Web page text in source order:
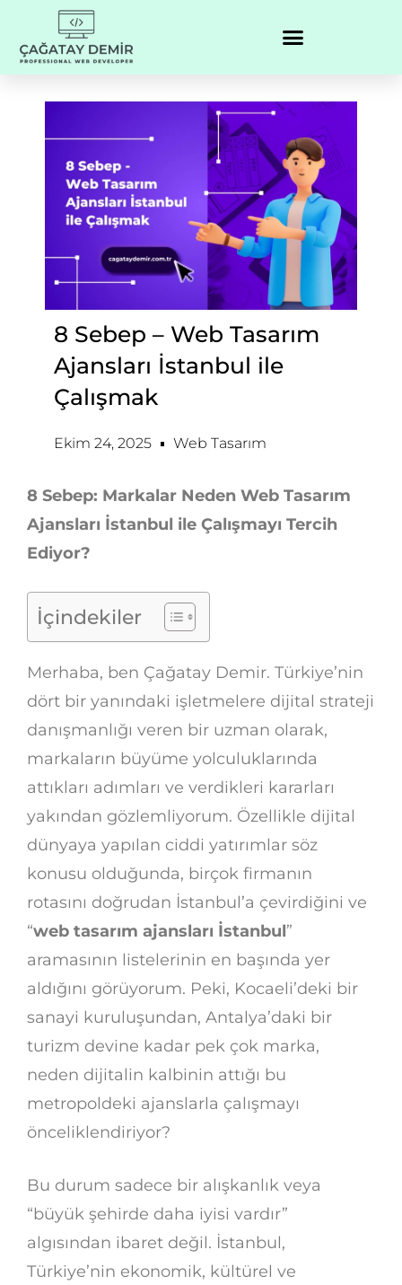
8 Sebep – Web Tasarım
Ajansları İstanbul ile
Çalışmak
Ekim 24, 2025 Web Tasarım
8 Sebep: Markalar Neden Web Tasarım
Ajansları İstanbul ile Çalışmayı Tercih
Ediyor?
İçindekiler
Merhaba, ben Çağatay Demir. Türkiye’nin
dört bir yanındaki işletmelere dijital strateji
danışmanlığı veren bir uzman olarak,
markaların büyüme yolculuklarında
attıkları adımları ve verdikleri kararları
yakından gözlemliyorum. Özellikle dijital
dünyaya yapılan ciddi yatırımlar söz
konusu olduğunda, birçok firmanın
rotasını doğrudan İstanbul’a çevirdiğini ve
“web tasarım ajansları İstanbul”
aramasının listelerinin en başında yer
aldığını görüyorum. Peki, Kocaeli’deki bir
sanayi kuruluşundan, Antalya’daki bir
turizm devine kadar pek çok marka,
neden dijitalin kalbinin attığı bu
metropoldeki ajanslarla çalışmayı
önceliklendiriyor?
Bu durum sadece bir alışkanlık veya
“büyük şehirde daha iyisi vardır”
algısından ibaret değil. İstanbul,
Türkiye’nin ekonomik, kültürel ve